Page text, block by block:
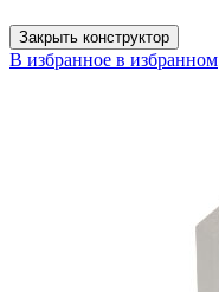
Закрыть конструктор
В избранное в избранном